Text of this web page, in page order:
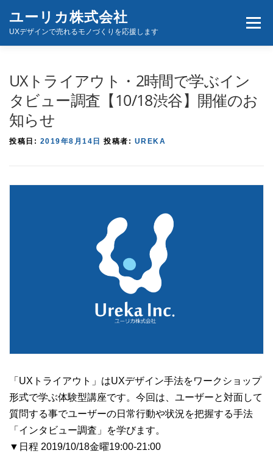
ユーリカ株式会社
UXデザインで売れるモノづくりを応援します
メニ
UXトライアウト・2時間で学ぶイン
タビュー調査【10/18渋谷】開催のお
知らせ
投稿日: 2019年8月14日 投稿者: UREKA
「UXトライアウト」はUXデザイン手法をワークショップ
形式で学ぶ体験型講座です。今回は、ユーザーと対面して
質問する事でユーザーの日常行動や状況を把握する手法
「インタビュー調査」を学びます。
▼日程 2019/10/18金曜19:00-21:00